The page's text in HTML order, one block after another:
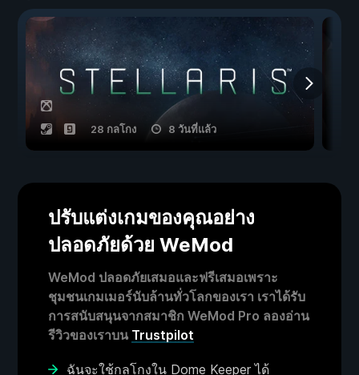
28 กลโกง 8 วันที่แล้ว
ปรับแต่งเกมของคุณอย่าง
ปลอดภัยด้วย WeMod
WeMod ปลอดภัยเสมอและฟรีเสมอเพราะ
ชุมชนเกมเมอร์นับล้านทั่วโลกของเรา เราได้รับ
การสนับสนุนจากสมาชิก WeMod Pro ลองอ่าน
รีวิวของเราบน Trustpilot
ฉันจะใช้กลโกงใน Dome Keeper ได้